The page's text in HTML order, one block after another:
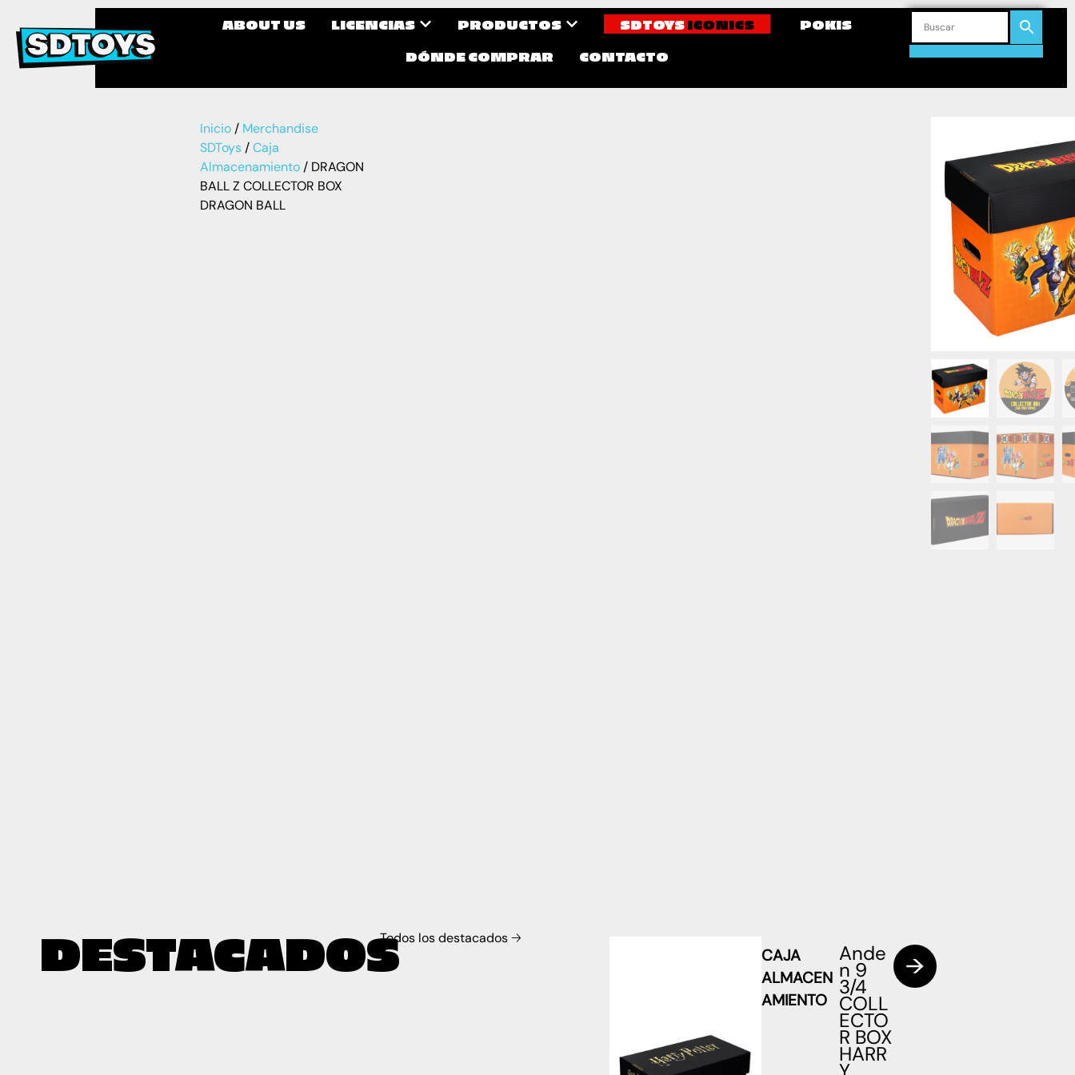
ABOUT US LICENCIAS PRODUCTOS SDTOYS ICONICS
POKIS
DÓNDE COMPRAR
CONTACTO
Inicio / Merchandise
SDToys /Caja
Almacenamiento / DRAGON
BALL Z COLLECTOR BOX
DRAGON BALL
DESTACADOSTodos los destacados 🡢
CAJA
ALMACEN
AMIENTO
Ande
n 9
3/4
COLL
ECTO
R BOX
HARR